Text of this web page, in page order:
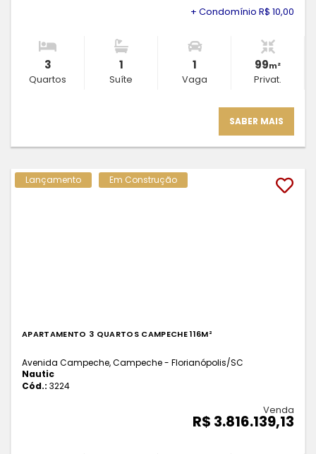
+ Condomínio R$ 10,00
3
Quartos
1
Suíte
1
Vaga
99m²
Privat.
SABER MAIS
Lançamento Em Construção
APARTAMENTO 3 QUARTOS CAMPECHE 116M²
Avenida Campeche, Campeche - Florianópolis/SC
Nautic
Cód.: 3224
Venda
R$ 3.816.139,13